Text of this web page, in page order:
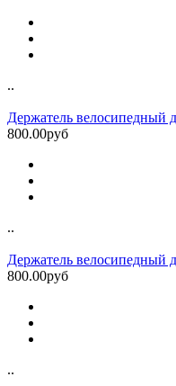
..
Держатель велосипедный
800.00руб
..
Держатель велосипедный
800.00руб
..